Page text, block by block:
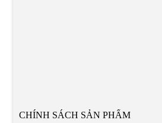
CHÍNH SÁCH SẢN PHẨM